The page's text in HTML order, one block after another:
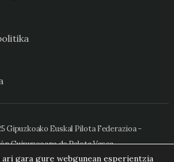
Gipuzkoako Euskal Pilota Federazioa -
Guipuzcoana de Pelota Vasca
gara gure webgunean esperientzia